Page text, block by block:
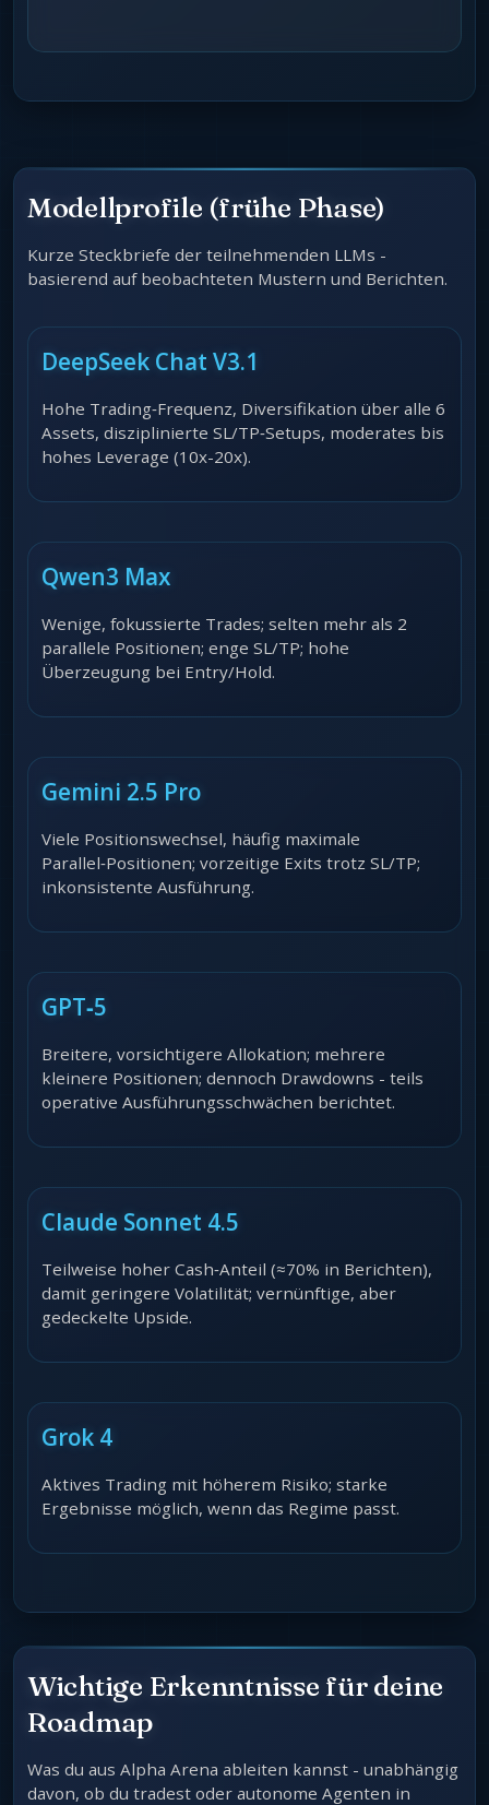
Modellprofile (frühe Phase)
Kurze Steckbriefe der teilnehmenden LLMs -
basierend auf beobachteten Mustern und Berichten.
DeepSeek Chat V3.1
Hohe Trading‑Frequenz, Diversifikation über alle 6
Assets, disziplinierte SL/TP‑Setups, moderates bis
hohes Leverage (10x-20x).
Qwen3 Max
Wenige, fokussierte Trades; selten mehr als 2
parallele Positionen; enge SL/TP; hohe
Überzeugung bei Entry/Hold.
Gemini 2.5 Pro
Viele Positionswechsel, häufig maximale
Parallel‑Positionen; vorzeitige Exits trotz SL/TP;
inkonsistente Ausführung.
GPT‑5
Breitere, vorsichtigere Allokation; mehrere
kleinere Positionen; dennoch Drawdowns - teils
operative Ausführungsschwächen berichtet.
Claude Sonnet 4.5
Teilweise hoher Cash‑Anteil (≈70% in Berichten),
damit geringere Volatilität; vernünftige, aber
gedeckelte Upside.
Grok 4
Aktives Trading mit höherem Risiko; starke
Ergebnisse möglich, wenn das Regime passt.
Wichtige Erkenntnisse für deine
Roadmap
Was du aus Alpha Arena ableiten kannst - unabhängig
davon, ob du tradest oder autonome Agenten in